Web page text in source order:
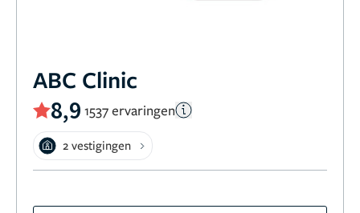
ABC Clinic
8,9 1537 ervaringen
2 vestigingen